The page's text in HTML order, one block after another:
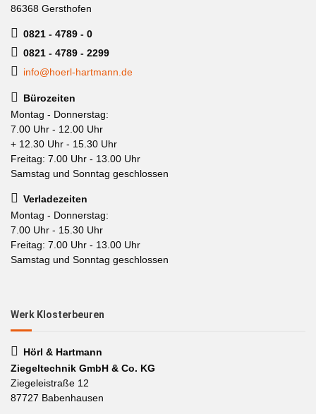
86368 Gersthofen
0821 - 4789 - 0
0821 - 4789 - 2299
info@hoerl-hartmann.de
Bürozeiten
Montag - Donnerstag:
7.00 Uhr - 12.00 Uhr
+ 12.30 Uhr - 15.30 Uhr
Freitag: 7.00 Uhr - 13.00 Uhr
Samstag und Sonntag geschlossen
Verladezeiten
Montag - Donnerstag:
7.00 Uhr - 15.30 Uhr
Freitag: 7.00 Uhr - 13.00 Uhr
Samstag und Sonntag geschlossen
Werk Klosterbeuren
Hörl & Hartmann
Ziegeltechnik GmbH & Co. KG
Ziegeleistraße 12
87727 Babenhausen